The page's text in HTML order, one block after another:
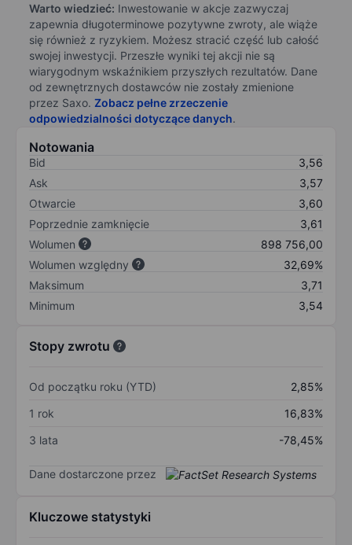
Warto wiedzieć: Inwestowanie w akcje zazwyczaj
zapewnia długoterminowe pozytywne zwroty, ale wiąże
się również z ryzykiem. Możesz stracić część lub całość
swojej inwestycji. Przeszłe wyniki tej akcji nie są
wiarygodnym wskaźnikiem przyszłych rezultatów. Dane
od zewnętrznych dostawców nie zostały zmienione
przez Saxo. Zobacz pełne zrzeczenie
odpowiedzialności dotyczące danych.
Notowania
Bid
3,56
Ask
3,57
Otwarcie
3,60
Poprzednie zamknięcie
3,61
Wolumen
898 756,00
Wolumen względny
32,69%
Maksimum
3,71
Minimum
3,54
Stopy zwrotu
Od początku roku (YTD)
2,85%
1 rok
16,83%
3 lata
-78,45%
Dane dostarczone przez
Kluczowe statystyki